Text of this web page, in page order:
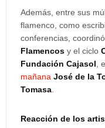
Además, entre sus
flamenco, como
conferencias,
Flamencos y el ciclo
Fundación Cajasol ,
mañana José de la
Tomasa
Reacción de los